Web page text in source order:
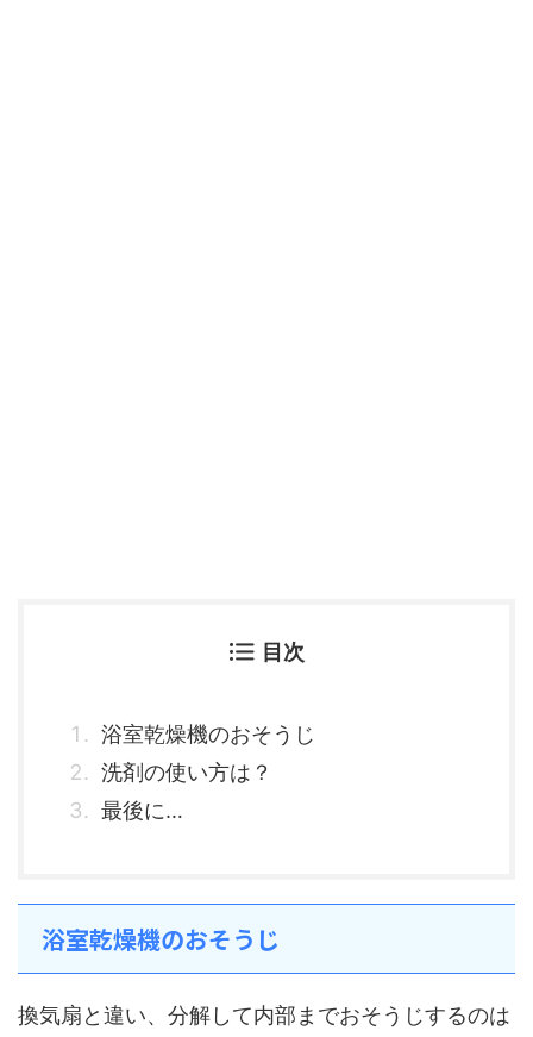
目次
浴室乾燥機のおそうじ
洗剤の使い方は？
最後に…
浴室乾燥機のおそうじ
換気扇と違い、分解して内部までおそうじするのは